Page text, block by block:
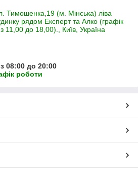
Тимошенка,19 (м. Мінська) ліва
рядом Експерт та Алко (графік
11,00 до 18,00)., Київ, Україна
08:00 до 20:00
роботи